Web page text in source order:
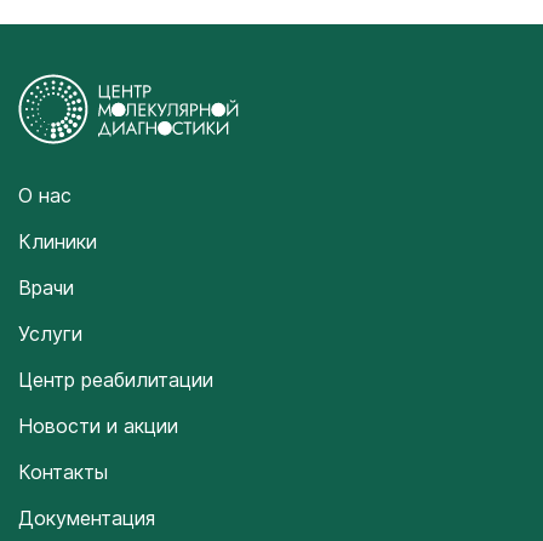
О нас
Клиники
Врачи
Услуги
Центр реабилитации
Новости и акции
Контакты
Документация